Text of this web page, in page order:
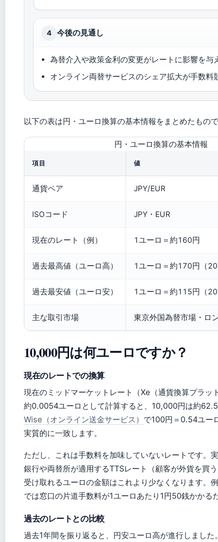
4 今後の見通し
為替介入や政策金利の変更がレートに影響を与
オンライン両替サービスのシェア拡大が手数料
以下の表は円・ユーロ換算の基本情報をまとめたもの
円・ユーロ換算の基本情報
項目 値
通貨ペア JPY/EUR
ISOコード JPY・EUR
現在のレート（例） 1ユーロ＝約160円
過去最高値（ユーロ高） 1ユーロ＝約170円（
過去最安値（ユーロ安） 1ユーロ＝約115円（
主な取引市場 東京外国為替市場・ロ
10,000円は何ユーロですか？
現在のレートでの換算
現在のミッドマーケットレート（Xe（通貨換算プラッ
約0.0054ユーロとして計算すると、10,000円は約
Wise（オンライン送金サービス） で100円＝0.54ユー
実質的に一致します。
ただし、これは手数料を加味していないレートです。
銀行や両替所が適用するTTSレート（顧客が外貨を買
受け取れるユーロの金額はこれより少なくなります。
では窓口の片道手数料が1ユーロあたり1円50銭かか
過去のレートとの比較
過去1年間を振り返ると、円安ユーロ高が進行しまし